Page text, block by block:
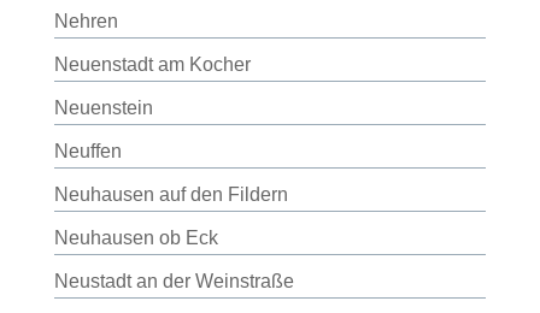
Nehren
Neuenstadt am Kocher
Neuenstein
Neuffen
Neuhausen auf den Fildern
Neuhausen ob Eck
Neustadt an der Weinstraße